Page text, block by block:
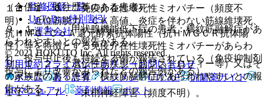
（合併症・既往歴等のある患者）
９．１．１． 甲状腺機能低下症の患者：横紋筋融解症があ
らわれやすいとの報告がある。
９．１．２． 遺伝性筋疾患（筋ジストロフィー等）又はそ
の家族歴のある患者：横紋筋融解症があらわれやすいとの報
告がある。
１１．１．６． 免疫介在性壊死性ミオパチー（頻度不
明）：近位筋脱力、ＣＫ高値、炎症を伴わない筋線維壊死、
抗ＨＭＧ−ＣｏＡ還元酵素抗体陽性（抗ＨＭＧＣＲ抗体陽
性）等を特徴とする免疫介在性壊死性ミオパチーがあらわ
れ、投与中止後も持続する例が報告されている（免疫抑制剤
投与により改善がみられたとの報告例がある）。
１１．１．７． 末梢神経障害（頻度不明）。
監修医師一覧
UpToDate特別割引
運営会社
© 2021 HOKUTO Inc. All rights reserved.
利用規約プライバシーポリシーお問い合わせ
ホーム
表・計算 レジメン CTCAE
抗菌薬ガイド
ERマニュアル
薬剤情報 ポスト